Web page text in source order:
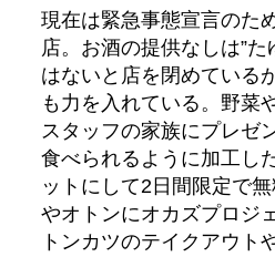
現在は緊急事態宣言のた
店。お酒の提供なしは”
はないと店を閉めている
も力を入れている。野菜
スタッフの家族にプレゼ
食べられるように加工し
ットにして2日間限定で
やオトンにオカズプロジ
トンカツのテイクアウト